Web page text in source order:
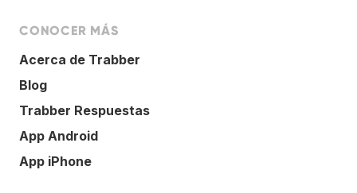
CONOCER MÁS
Acerca de Trabber
Blog
Trabber Respuestas
App Android
App iPhone